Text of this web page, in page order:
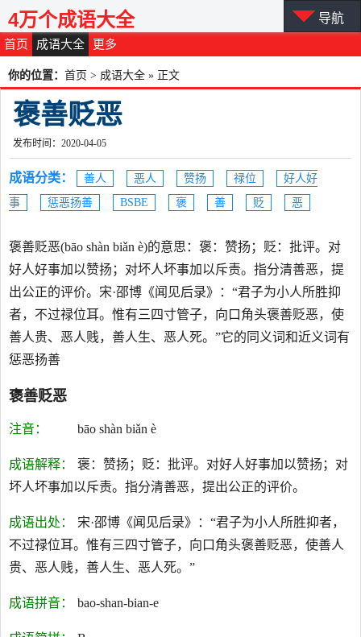
首页 成语大全 更多
4万个成语大全 导航
你的位置： 首页 > 成语大全 » 正文
褒善贬恶
发布时间：2020-04-05
成语分类： 善人 恶人 赞扬 禄位
好人好
事
惩恶扬善 BSBE 褒 善 贬 恶
褒善贬恶(bāo shàn biǎn è)的意思：褒：赞扬；贬：批评。对
好人好事加以赞扬；对坏人坏事加以斥责。指分清善恶，提
出公正的评价。宋·邵博《闻见后录》：“君子为小人所胜抑
者，不过禄位耳。惟有三四寸管子，向口角头褒善贬恶，使
善人贵、恶人贱，善人生、恶人死。”它的同义词和近义词有
惩恶扬善
褒善贬恶
注音： bāo shàn biǎn è
成语解释：
褒：赞扬；贬：批评。对好人好事加以赞扬；对
坏人坏事加以斥责。指分清善恶，提出公正的评价。
成语出处：
宋·邵博《闻见后录》：“君子为小人所胜抑者，
不过禄位耳。惟有三四寸管子，向口角头褒善贬恶，使善人
贵、恶人贱，善人生、恶人死。”
成语拼音： bao-shan-bian-e